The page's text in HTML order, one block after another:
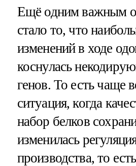
Ещё одним важным
стало то, что
изменений в ходе
коснулась
генов. То есть чаще
ситуация, когда
набор белков
изменилась
производства, то